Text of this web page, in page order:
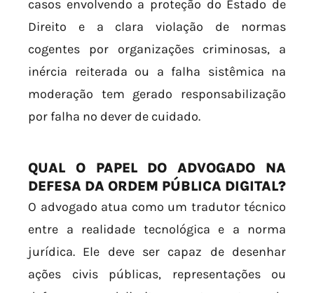
casos envolvendo a proteção do Estado de
Direito e a clara violação de normas
cogentes por organizações criminosas, a
inércia reiterada ou a falha sistêmica na
moderação tem gerado responsabilização
por falha no dever de cuidado.
QUAL O PAPEL DO ADVOGADO NA
DEFESA DA ORDEM PÚBLICA DIGITAL?
O advogado atua como um tradutor técnico
entre a realidade tecnológica e a norma
jurídica. Ele deve ser capaz de desenhar
ações civis públicas, representações ou